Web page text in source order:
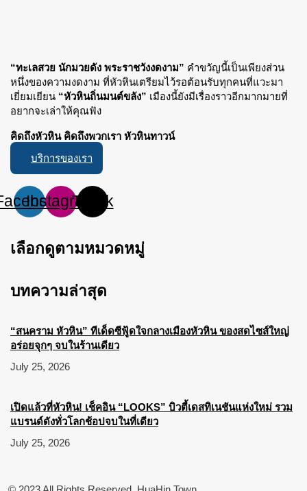
“ทะเลสวย นักมวยดัง พระราชวังงดงาม” คำขวัญนี้เป็นเพียงส่วน
หนึ่งของความงดงาม ที่หัวหินเตรียมไว้รอต้อนรับทุกคนที่แวะมา
เยี่ยมเยียน “หัวหินถิ่นมนต์ขลัง” เมืองนี้ยังมีเรื่องราวอีกมากมายที่
อยากจะเล่าให้คุณฟัง
คิดถึงหัวหิน คิดถึงพวกเรา หัวหินทาวน์
บริการของเรา
InstagramTiktok
เลือกดูตามหมวดหมู่
บทความล่าสุด
“สนคราม หัวหิน” ทีเด็ดซีฟู้ดใจกลางเมืองหัวหิน ของสดไซส์ใหญ่
อร่อยจุกๆ จบในร้านเดียว
July 25, 2026
เปิดแล้วที่หัวหิน! เช็คอิน “LOOKS” บิวตี้เดสทิเนชันแห่งใหม่ รวม
แบรนด์ดังทั่วโลกช้อปจบในที่เดียว
July 25, 2026